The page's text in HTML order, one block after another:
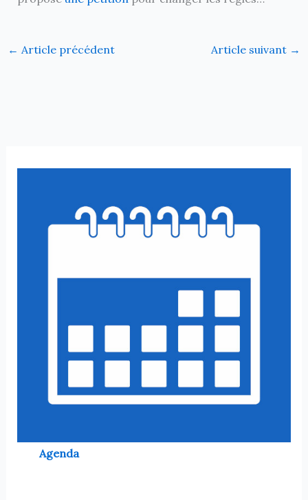
← Article précédent Article suivant →
Agenda